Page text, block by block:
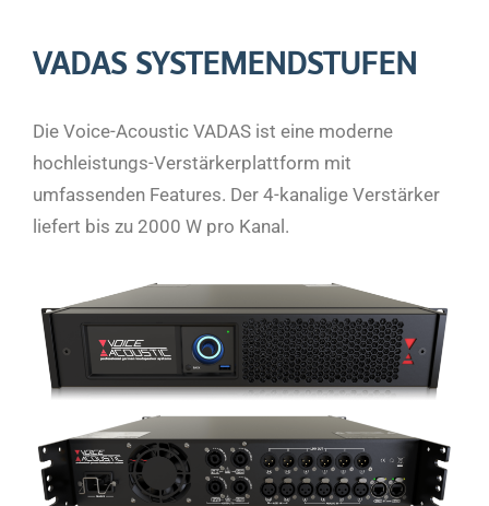
VADAS SYSTEMENDSTUFEN
Die Voice-Acoustic VADAS ist eine moderne
hochleistungs-Verstärkerplattform mit
umfassenden Features. Der 4-kanalige Verstärker
liefert bis zu 2000 W pro Kanal.